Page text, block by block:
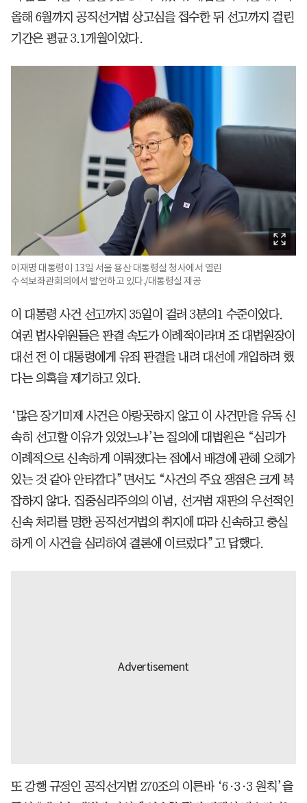
올해 6월까지 공직선거법 상고심을 접수한 뒤 선고까지 걸린
기간은 평균 3.1개월이었다.
이재명 대통령이 13일 서울 용산 대통령실 청사에서 열린
수석보좌관회의에서 발언하고 있다./대통령실 제공
이 대통령 사건 선고까지 35일이 걸려 3분의1 수준이었다.
여권 법사위원들은 판결 속도가 이례적이라며 조 대법원장이
대선 전 이 대통령에게 유죄 판결을 내려 대선에 개입하려 했
다는 의혹을 제기하고 있다.
‘많은 장기미제 사건은 아랑곳하지 않고 이 사건만을 유독 신
속히 선고할 이유가 있었느냐’는 질의에 대법원은 “심리가
이례적으로 신속하게 이뤄졌다는 점에서 배경에 관해 오해가
있는 것 같아 안타깝다”면서도 “사건의 주요 쟁점은 크게 복
잡하지 않다. 집중심리주의의 이념, 선거범 재판의 우선적인
신속 처리를 명한 공직선거법의 취지에 따라 신속하고 충실
하게 이 사건을 심리하여 결론에 이르렀다”고 답했다.
또 강행 규정인 공직선거법 270조의 이른바 ‘6·3·3 원칙’을